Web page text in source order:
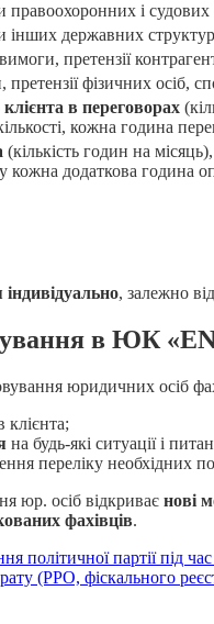
і судових
інших державних структур
претензії
фізичних осіб,
в переговорах
кожна година
(кількість годин на
кожна додаткова година
, залежно
в ЮК
юридичних осіб
клієнта;
на будь-які ситуації і
переліку необхідних
юр. осіб відкриває нові
фахівців.
політичної партії під
(РРО, фіскального